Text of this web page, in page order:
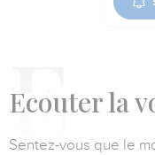
Ecouter la
Sentez-vous que le